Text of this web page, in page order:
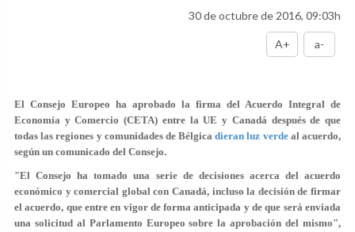
30 de octubre de 2016, 09:03h
A+ a-
El Consejo Europeo ha aprobado la firma del Acuerdo Integral de
Economía y Comercio (CETA) entre la UE y Canadá después de que
todas las regiones y comunidades de Bélgicadieran luz verdeal acuerdo,
según un comunicado del Consejo.
"El Consejo ha tomado una serie de decisiones acerca del acuerdo
económico y comercial global con Canadá, incluso la decisión de firmar
el acuerdo, que entre en vigor de forma anticipada y de que será enviada
una solicitud al Parlamento Europeo sobre la aprobación del mismo",